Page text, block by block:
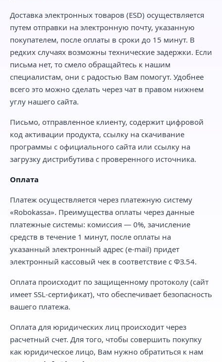
Доставка электронных товаров (ESD) осуществляется
путем отправки на электронную почту, указанную
покупателем, после оплаты в сроки до 15 минут. В
редких случаях возможны технические задержки. Если
письма нет, то смело обращайтесь к нашим
специалистам, они с радостью Вам помогут. Удобнее
всего это можно сделать через чат в правом нижнем
углу нашего сайта.
Письмо, отправленное клиенту, содержит цифровой
код активации продукта, ссылку на скачивание
программы с официального сайта или ссылку на
загрузку дистрибутива с проверенного источника.
Оплата
Платеж осуществляется через платежную систему
«Robokassa». Преимущества оплаты через данные
платежные системы: комиссия — 0%, зачисление
средств в течение 1 минут, после оплаты на
указанный электронный адрес (e-mail) придет
электронный кассовый чек в соответствие с ФЗ.54.
Оплата происходит по защищенному протоколу (сайт
имеет SSL-сертификат), что обеспечивает безопасность
вашего платежа.
Оплата для юридических лиц происходит через
расчетный счет. Для того, чтобы совершить покупку
как юридическое лицо, Вам нужно обратиться к нам